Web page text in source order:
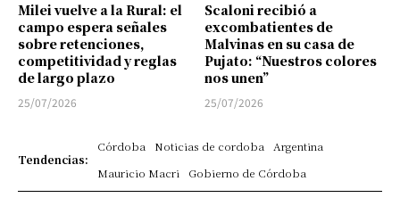
Milei vuelve a la Rural: el
campo espera señales
sobre retenciones,
competitividad y reglas
de largo plazo
25/07/2026
Scaloni recibió a
excombatientes de
Malvinas en su casa de
Pujato: “Nuestros colores
nos unen”
25/07/2026
Tendencias:
Córdoba Noticias de cordoba Argentina
Mauricio Macri
Gobierno de Córdoba